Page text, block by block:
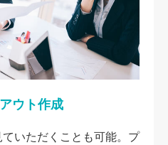
ウト作成
いただくことも可能。プ